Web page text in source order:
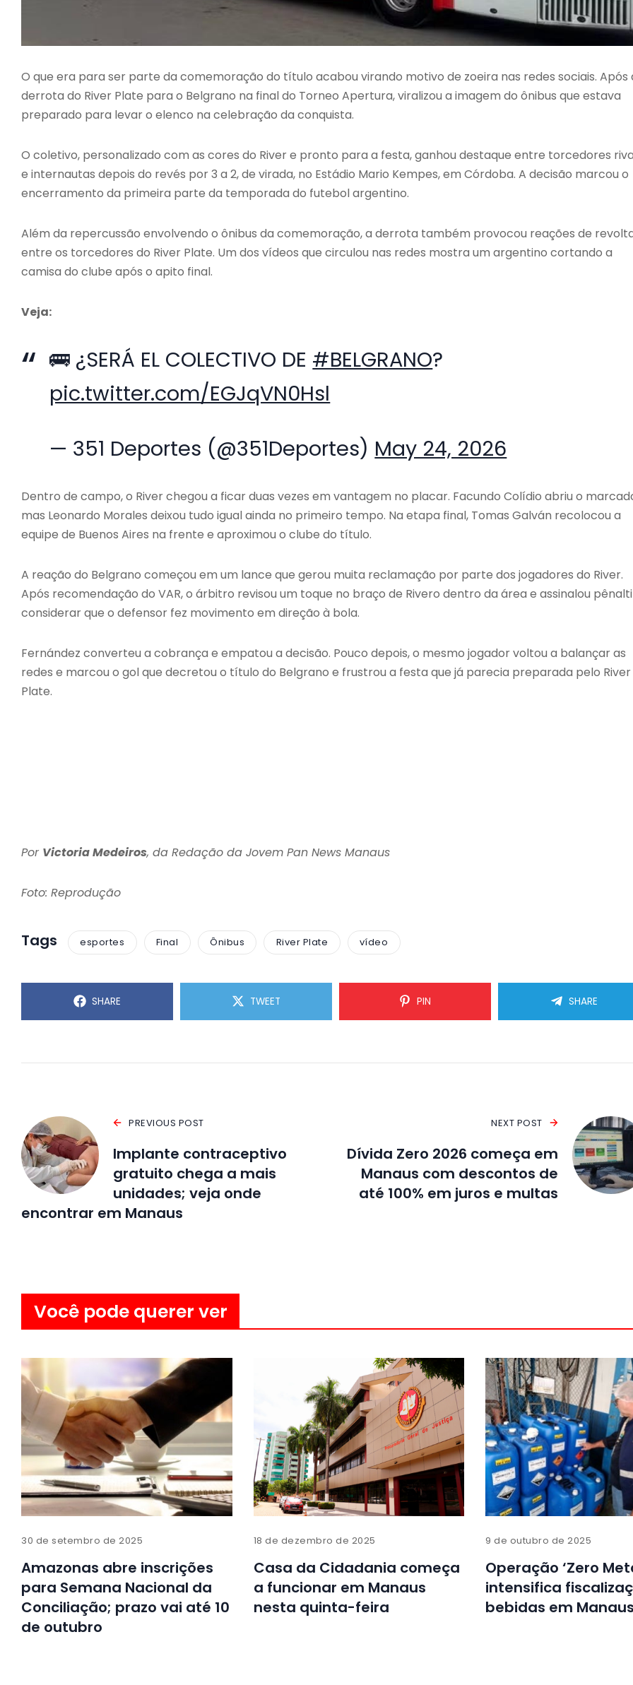
O que era para ser parte da comemoração do título acabou virando motivo de zoeira nas redes sociais. Após
derrota do River Plate para o Belgrano na final do Torneo Apertura, viralizou a imagem do ônibus que estava
preparado para levar o elenco na celebração da conquista.
O coletivo, personalizado com as cores do River e pronto para a festa, ganhou destaque entre torcedores
e internautas depois do revés por 3 a 2, de virada, no Estádio Mario Kempes, em Córdoba. A decisão marcou o
encerramento da primeira parte da temporada do futebol argentino.
Além da repercussão envolvendo o ônibus da comemoração, a derrota também provocou reações de
entre os torcedores do River Plate. Um dos vídeos que circulou nas redes mostra um argentino cortando a
camisa do clube após o apito final.
Veja:
🚌 ¿SERÁ EL COLECTIVO DE #BELGRANO?
pic.twitter.com/EGJqVN0Hsl
— 351 Deportes (@351Deportes) May 24, 2026
Dentro de campo, o River chegou a ficar duas vezes em vantagem no placar. Facundo Colídio abriu o
mas Leonardo Morales deixou tudo igual ainda no primeiro tempo. Na etapa final, Tomas Galván recolocou a
equipe de Buenos Aires na frente e aproximou o clube do título.
A reação do Belgrano começou em um lance que gerou muita reclamação por parte dos jogadores do River.
Após recomendação do VAR, o árbitro revisou um toque no braço de Rivero dentro da área e assinalou
considerar que o defensor fez movimento em direção à bola.
Fernández converteu a cobrança e empatou a decisão. Pouco depois, o mesmo jogador voltou a balançar as
redes e marcou o gol que decretou o título do Belgrano e frustrou a festa que já parecia preparada pelo River
Plate.
Por Victoria Medeiros, da Redação da Jovem Pan News Manaus
Foto: Reprodução
Tags esportes Final Ônibus River Plate vídeo
SHARE TWEET PIN SHARE
PREVIOUS POST
Implante contraceptivo
gratuito chega a mais
unidades; veja onde
encontrar em Manaus
NEXT POST
Dívida Zero 2026 começa em
Manaus com descontos de
até 100% em juros e multas
Você pode querer ver
30 de setembro de 2025
Amazonas abre inscrições
para Semana Nacional da
Conciliação; prazo vai até 10
de outubro
18 de dezembro de 2025
Casa da Cidadania começa
a funcionar em Manaus
nesta quinta-feira
9 de outubro de 2025
Operação ‘Zero
intensifica
bebidas em